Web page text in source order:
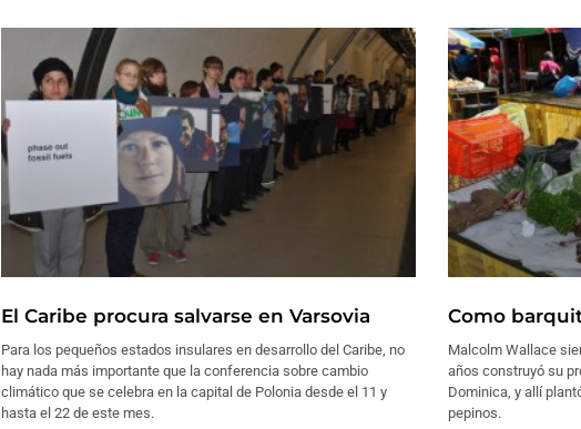
El Caribe procura salvarse en Varsovia
Para los pequeños estados insulares en desarrollo del Caribe, no
hay nada más importante que la conferencia sobre cambio
climático que se celebra en la capital de Polonia desde el 11 y
hasta el 22 de este mes.
Como
Malcolm Wallace
años construyó su
Dominica, y allí
pepinos.